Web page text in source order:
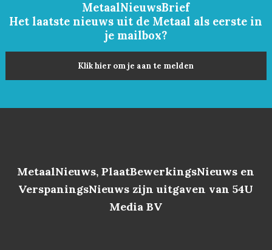
MetaalNieuwsBrief
Het laatste nieuws uit de Metaal als eerste in
je mailbox?
Klik hier om je aan te melden
MetaalNieuws, PlaatBewerkingsNieuws en
VerspaningsNieuws zijn uitgaven van 54U
Media BV